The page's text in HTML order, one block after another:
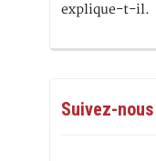
explique-t-il.
Suivez-